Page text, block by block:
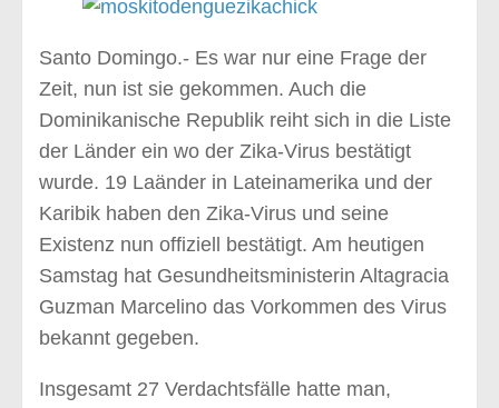
Allgemeine Informationen
Die Geschichte bis 1844
Dominikanische Republik
Provinzen
Die Tierwelt
Veranstaltungen
Empfehlungen
Ausflüge
Hotels & Resorts
Restaurants
Besondere Empfehlungen
Santo Domingo.- Es war nur eine Frage der
Zeit, nun ist sie gekommen. Auch die
Dominikanische Republik reiht sich in die Liste
der Länder ein wo der Zika-Virus bestätigt
wurde. 19 Laänder in Lateinamerika und der
Karibik haben den Zika-Virus und seine
Existenz nun offiziell bestätigt. Am heutigen
Samstag hat Gesundheitsministerin Altagracia
Guzman Marcelino das Vorkommen des Virus
bekannt gegeben.
Insgesamt 27 Verdachtsfälle hatte man,